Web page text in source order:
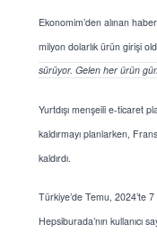
Ekonomim’den alınan
milyon dolarlık ürün girişi
sürüyor. Gelen her ürün
Yurtdışı menşeili e-ticaret
kaldırmayı planlarken,
kaldırdı.
Türkiye’de Temu, 2024’te
Hepsiburada’nın kullanıcı